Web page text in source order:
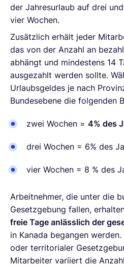
der Jahresurlaub auf drei
vier Wochen.
Zusätzlich erhält jeder
das von der Anzahl an
abhängt und mindestens 14
ausgezahlt werden sollte.
Urlaubsgeldes je nach
Bundesebene die folgenden
zwei Wochen = 4% des
drei Wochen = 6% des
vier Wochen = 8 % des
Arbeitnehmer, die unter die
Gesetzgebung fallen,
freie Tage anlässlich der
in Kanada begangen
oder territorialer
Mitarbeiter variiert die